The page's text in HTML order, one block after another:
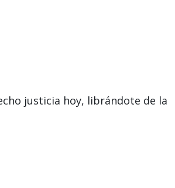
justicia hoy, librándote de la